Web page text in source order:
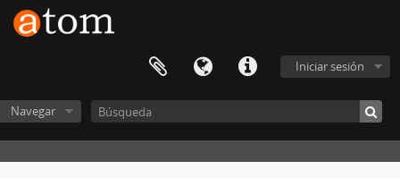
Iniciar sesión
Navegar